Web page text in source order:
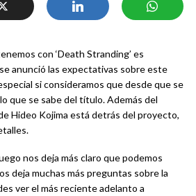
con ‘Death Stranding’ es
anunció las expectativas sobre este
si consideramos que desde que se
que se sabe del título. Además del
Hideo Kojima está detrás del proyecto,
nos deja más claro que podemos
deja muchas más preguntas sobre la
ver el más reciente adelanto a